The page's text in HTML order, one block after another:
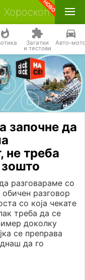
Хороскоп
Загатки
и тестови
Авто-
започне да
не треба
зошто
разговараме со
разговор
со која чекате
треба да се
доколку
се преправа
да го